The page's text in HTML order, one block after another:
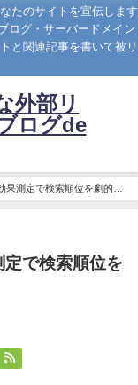
たのサイトを宣伝します
ログ・サーバードメイン
と関連記事を書いて被リ
外部リ
ログde
測定で検索順位を劇的に
で検索順位を